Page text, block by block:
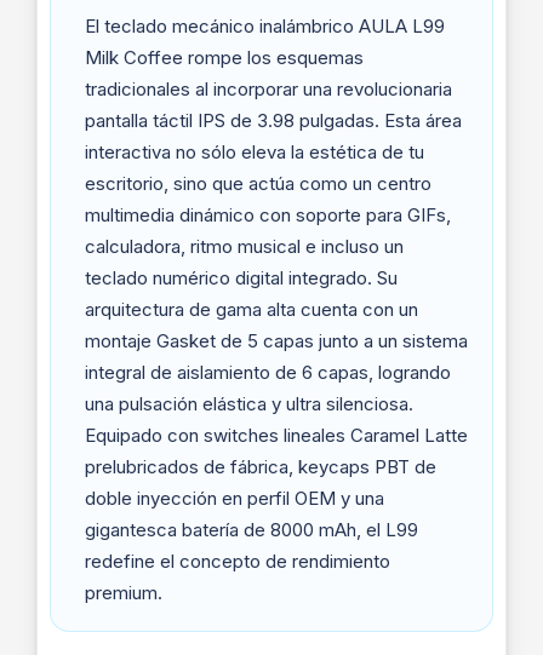
El teclado mecánico inalámbrico AULA L99
Milk Coffee rompe los esquemas
tradicionales al incorporar una revolucionaria
pantalla táctil IPS de 3.98 pulgadas. Esta área
interactiva no sólo eleva la estética de tu
escritorio, sino que actúa como un centro
multimedia dinámico con soporte para GIFs,
calculadora, ritmo musical e incluso un
teclado numérico digital integrado. Su
arquitectura de gama alta cuenta con un
montaje Gasket de 5 capas junto a un sistema
integral de aislamiento de 6 capas, logrando
una pulsación elástica y ultra silenciosa.
Equipado con switches lineales Caramel Latte
prelubricados de fábrica, keycaps PBT de
doble inyección en perfil OEM y una
gigantesca batería de 8000 mAh, el L99
redefine el concepto de rendimiento
premium.